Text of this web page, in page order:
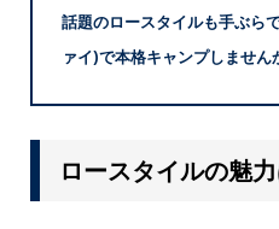
話題のロースタイルも手ぶら
ァイ)で本格キャンプしません
ロースタイルの魅